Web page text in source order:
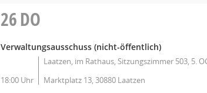
26DO
Verwaltungsausschuss (nicht-öffentlich)
18:00 Uhr
Laatzen, im Rathaus, Sitzungszimmer 503, 5.
Marktplatz 13, 30880 Laatzen